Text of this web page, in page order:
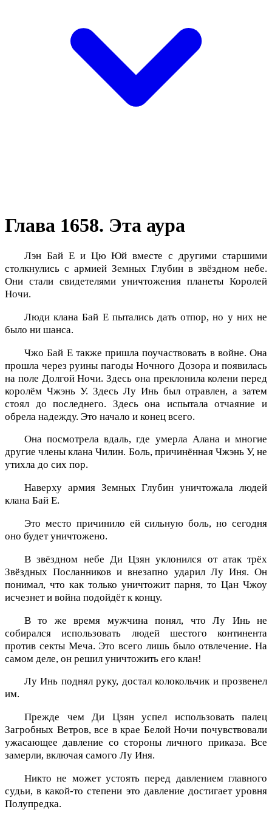
Глава 1658. Эта аура
Лэн Бай Е и Цю Юй вместе с другими старшими
столкнулись с армией Земных Глубин в звёздном небе.
Они стали свидетелями уничтожения планеты Королей
Ночи.
Люди клана Бай Е пытались дать отпор, но у них не
было ни шанса.
Чжо Бай Е также пришла поучаствовать в войне. Она
прошла через руины пагоды Ночного Дозора и появилась
на поле Долгой Ночи. Здесь она преклонила колени перед
королём Чжэнь У. Здесь Лу Инь был отравлен, а затем
стоял до последнего. Здесь она испытала отчаяние и
обрела надежду. Это начало и конец всего.
Она посмотрела вдаль, где умерла Алана и многие
другие члены клана Чилин. Боль, причинённая Чжэнь У, не
утихла до сих пор.
Наверху армия Земных Глубин уничтожала людей
клана Бай Е.
Это место причинило ей сильную боль, но сегодня
оно будет уничтожено.
В звёздном небе Ди Цзян уклонился от атак трёх
Звёздных Посланников и внезапно ударил Лу Иня. Он
понимал, что как только уничтожит парня, то Цан Чжоу
исчезнет и война подойдёт к концу.
В то же время мужчина понял, что Лу Инь не
собирался использовать людей шестого континента
против секты Меча. Это всего лишь было отвлечение. На
самом деле, он решил уничтожить его клан!
Лу Инь поднял руку, достал колокольчик и прозвенел
им.
Прежде чем Ди Цзян успел использовать палец
Загробных Ветров, все в крае Белой Ночи почувствовали
ужасающее давление со стороны личного приказа. Все
замерли, включая самого Лу Иня.
Никто не может устоять перед давлением главного
судьи, в какой-то степени это давление достигает уровня
Полупредка.